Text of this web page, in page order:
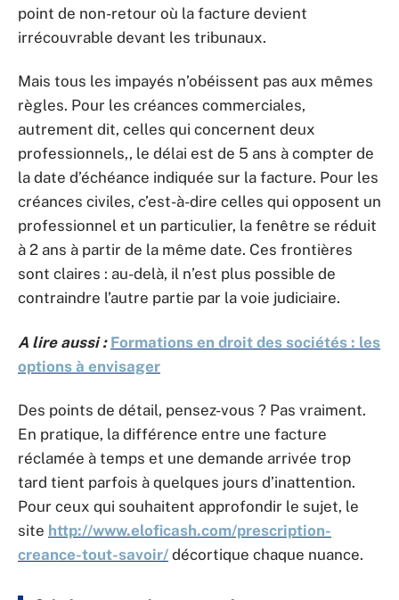
point de non-retour où la facture devient
irrécouvrable devant les tribunaux.
Mais tous les impayés n’obéissent pas aux mêmes
règles. Pour les créances commerciales,
autrement dit, celles qui concernent deux
professionnels,, le délai est de 5 ans à compter de
la date d’échéance indiquée sur la facture. Pour les
créances civiles, c’est-à-dire celles qui opposent un
professionnel et un particulier, la fenêtre se réduit
à 2 ans à partir de la même date. Ces frontières
sont claires : au-delà, il n’est plus possible de
contraindre l’autre partie par la voie judiciaire.
A lire aussi : Formations en droit des sociétés : les
options à envisager
Des points de détail, pensez-vous ? Pas vraiment.
En pratique, la différence entre une facture
réclamée à temps et une demande arrivée trop
tard tient parfois à quelques jours d’inattention.
Pour ceux qui souhaitent approfondir le sujet, le
site http://www.eloficash.com/prescription-
creance-tout-savoir/ décortique chaque nuance.